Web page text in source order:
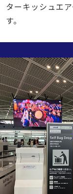
ターキッシュエ
す。